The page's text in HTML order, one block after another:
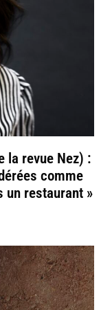
la revue Nez) :
comme
un restaurant »